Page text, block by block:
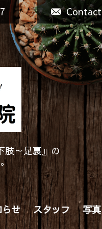
Contact
肢～足裏』の
せ スタッフ 写真